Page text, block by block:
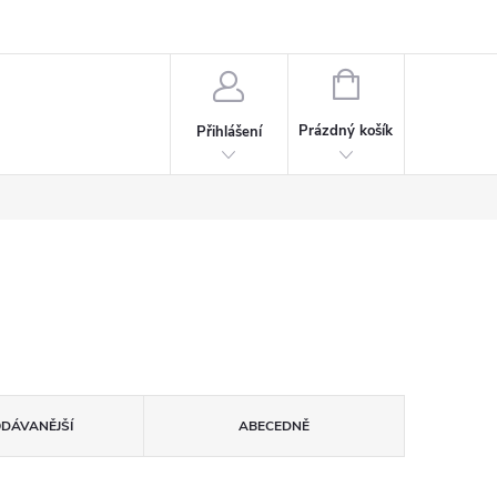
Přihlášení
NÁKUPNÍ
Prázdný košík
ABECEDNĚ